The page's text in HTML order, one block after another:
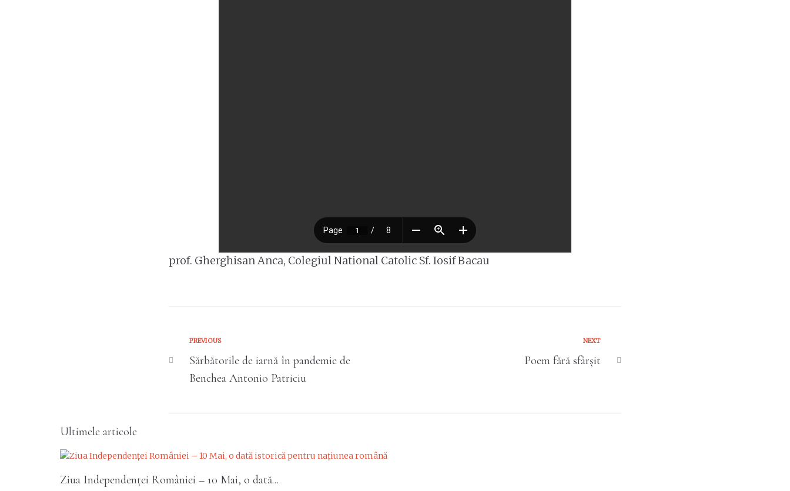
prof. Gherghisan Anca, Colegiul National Catolic Sf. Iosif Bacau
PREVIOUS
Sărbătorile de iarnă în pandemie de
Benchea Antonio Patriciu
NEXT
Poem fără sfârșit
Ultimele articole
Ziua Independenței României – 10 Mai, o dată...